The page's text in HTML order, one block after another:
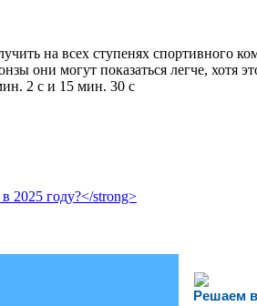
на всех ступенях спортивного
они могут показаться легче, хотя
2 с и 15 мин. 30 с
2025 году?</strong>
Решаем